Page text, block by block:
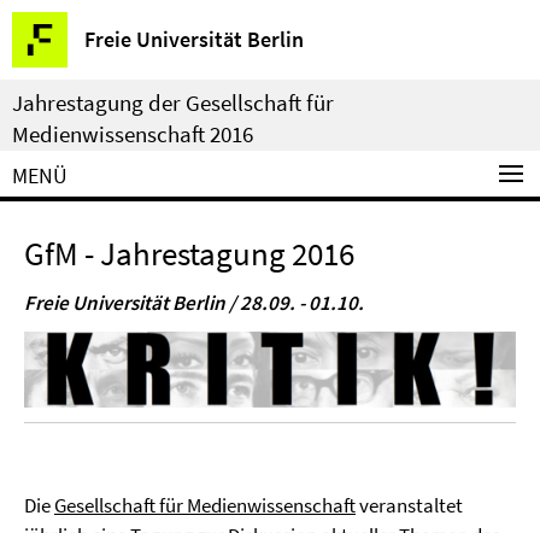
Springe
direkt
zu
Inhalt
Freie Universität Berlin
Service-
Navigation
Jahrestagung der Gesellschaft für
Medienwissenschaft 2016
MENÜ
GfM - Jahrestagung 2016
Freie Universität Berlin / 28.09. - 01.10.
DieGesellschaft für Medienwissenschaftveranstaltet